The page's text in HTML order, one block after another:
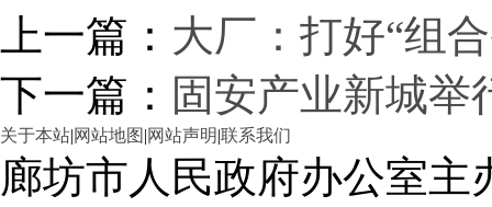
上一篇： 大厂：打好“组
下一篇： 固安产业新城举
关于本站|网站地图 |网站声明|联系我们
廊坊市人民政府办公室